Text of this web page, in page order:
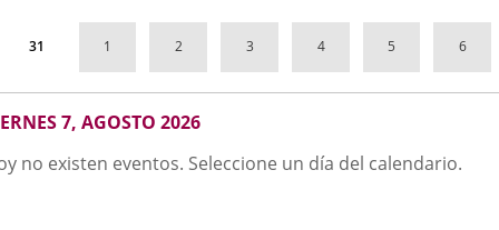
31 1 2 3 4 5 6
7, AGOSTO 2026
no existen eventos. Seleccione un día del calendario.